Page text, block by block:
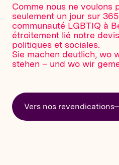
Comme nous ne voulons
seulement un jour sur
communauté LGBTIQ à
étroitement lié notre
politiques et sociales.
Sie machen deutlich, wo
stehen – und wo wir
Vers nos revendications